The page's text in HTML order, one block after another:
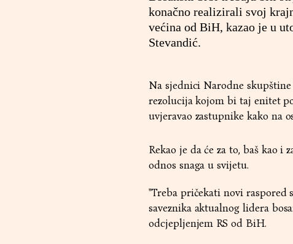
konačno realizirali svoj
većina od BiH, kazao je u
Stevandić.
Na sjednici Narodne
rezolucija kojom bi taj enitet
uvjeravao zastupnike kako na
Rekao je da će za to, baš kao i
odnos snaga u svijetu.
"Treba pričekati novi raspored
saveznika aktualnog lidera
odcjepljenjem RS od BiH.